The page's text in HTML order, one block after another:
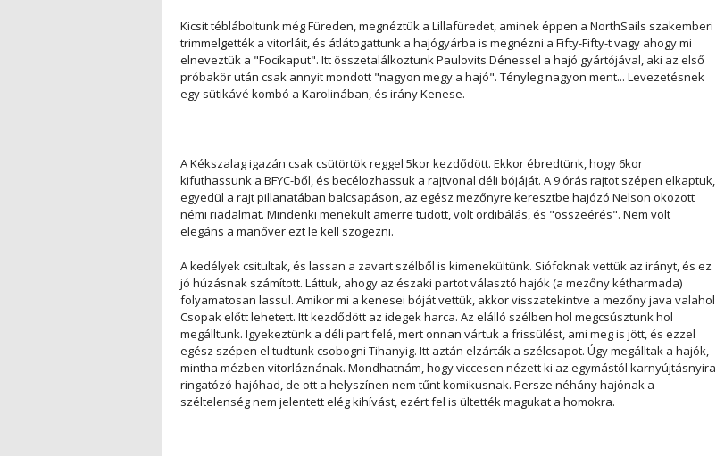
Kicsit tébláboltunk még Füreden, megnéztük a Lillafüredet, aminek éppen a NorthSails szakemberi
trimmelgették a vitorláit, és átlátogattunk a hajógyárba is megnézni a Fifty-Fifty-t vagy ahogy mi
elneveztük a "Focikaput". Itt összetalálkoztunk Paulovits Dénessel a hajó gyártójával, aki az első
próbakör után csak annyit mondott "nagyon megy a hajó". Tényleg nagyon ment... Levezetésnek
egy sütikávé kombó a Karolinában, és irány Kenese.
A Kékszalag igazán csak csütörtök reggel 5kor kezdődött. Ekkor ébredtünk, hogy 6kor
kifuthassunk a BFYC-ből, és becélozhassuk a rajtvonal déli bójáját. A 9 órás rajtot szépen elkaptuk,
egyedül a rajt pillanatában balcsapáson, az egész mezőnyre keresztbe hajózó Nelson okozott
némi riadalmat. Mindenki menekült amerre tudott, volt ordibálás, és "összeérés". Nem volt
elegáns a manőver ezt le kell szögezni.
A kedélyek csitultak, és lassan a zavart szélből is kimenekültünk. Siófoknak vettük az irányt, és ez
jó húzásnak számított. Láttuk, ahogy az északi partot választó hajók (a mezőny kétharmada)
folyamatosan lassul. Amikor mi a kenesei bóját vettük, akkor visszatekintve a mezőny java valahol
Csopak előtt lehetett. Itt kezdődött az idegek harca. Az elálló szélben hol megcsúsztunk hol
megálltunk. Igyekeztünk a déli part felé, mert onnan vártuk a frissülést, ami meg is jött, és ezzel
egész szépen el tudtunk csobogni Tihanyig. Itt aztán elzárták a szélcsapot. Úgy megálltak a hajók,
mintha mézben vitorláznának. Mondhatnám, hogy viccesen nézett ki az egymástól karnyújtásnyira
ringatózó hajóhad, de ott a helyszínen nem tűnt komikusnak. Persze néhány hajónak a
széltelenség nem jelentett elég kihívást, ezért fel is ültették magukat a homokra.